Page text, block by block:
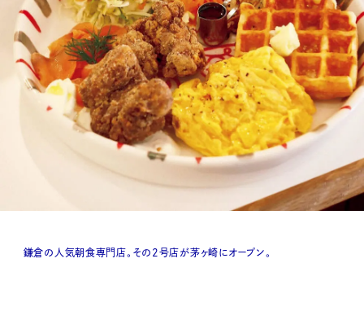
鎌倉の人気朝食専門店。その2号店が茅ヶ崎にオープン。